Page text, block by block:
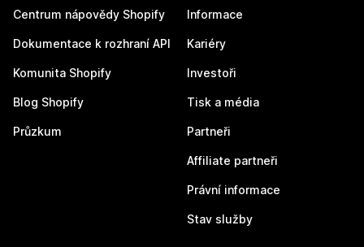
Centrum nápovědy Shopify
Dokumentace k rozhraní API
Komunita Shopify
Blog Shopify
Průzkum
Informace
Kariéry
Investoři
Tisk a média
Partneři
Affiliate partneři
Právní informace
Stav služby